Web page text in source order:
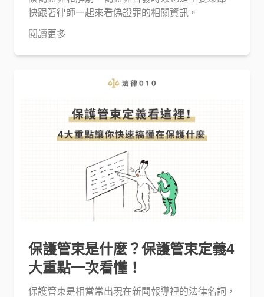
快跟著律師一起來看偽證罪的相關資訊。
閱讀更多
保護管束是什麼？保護管束定義4
大重點一次看懂！
保護管束是相當常出現在新聞報導裡的法律名詞，